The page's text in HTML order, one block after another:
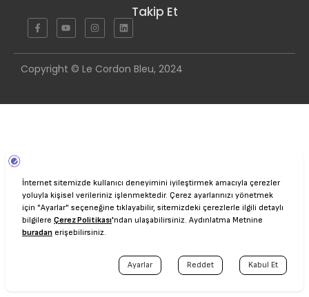
Takip Et
Copyright © Le Cordon Bleu, 2024
Bize Ulaşın